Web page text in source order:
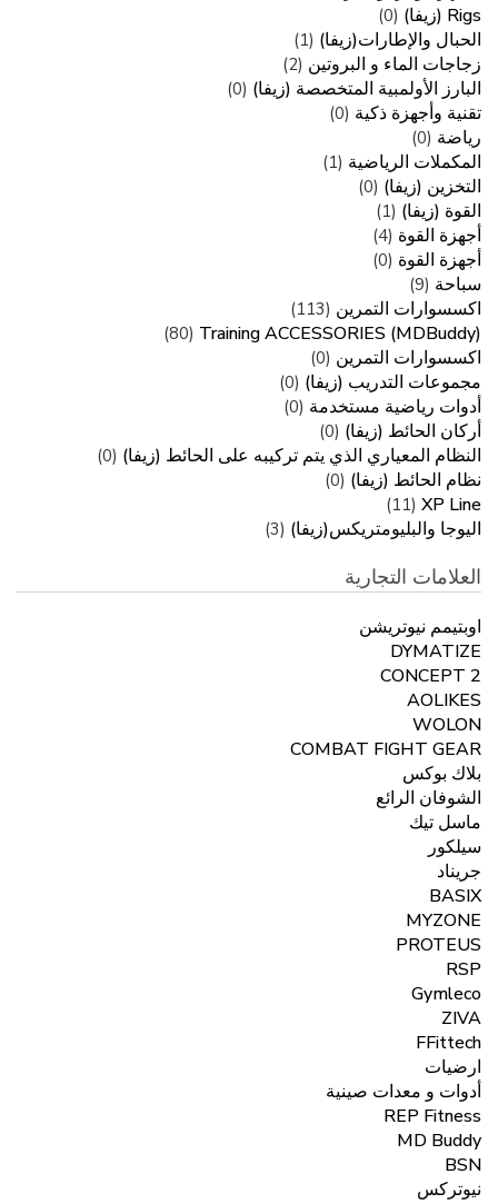
Rigs (زيفا) (0)
الحبال والإطارات(زيفا) (1)
زجاجات الماء و البروتين (2)
البارز الأولمبية المتخصصة (زيفا) (0)
تقنية وأجهزة ذكية (0)
رياضة (0)
المكملات الرياضية (1)
التخزين (زيفا) (0)
القوة (زيفا) (1)
أجهزة القوة (4)
أجهزة القوة (0)
سباحة (9)
اكسسوارات التمرين (113)
Training ACCESSORIES (MDBuddy)
(80)
اكسسوارات التمرين (0)
مجموعات التدريب (زيفا) (0)
أدوات رياضية مستخدمة (0)
أركان الحائط (زيفا) (0)
النظام المعياري الذي يتم تركيبه على الحائط (زيفا) (0)
نظام الحائط (زيفا) (0)
XP Line
(11)
اليوجا والبليومتريكس(زيفا) (3)
العلامات التجارية
اوبتيمم نيوتريشن
DYMATIZE
CONCEPT 2
AOLIKES
WOLON
COMBAT FIGHT GEAR
بلاك بوكس
الشوفان الرائع
ماسل تيك
سيلكور
جريناد
BASIX
MYZONE
PROTEUS
RSP
Gymleco
ZIVA
FFittech
ارضيات
أدوات و معدات صينية
REP Fitness
MD Buddy
BSN
نيوتركس